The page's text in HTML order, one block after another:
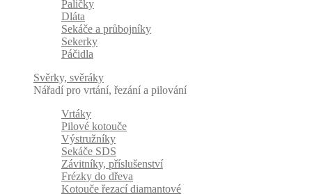
Paličky
Dláta
Sekáče a průbojníky
Sekerky
Páčidla
Svěrky, svěráky
Nářadí pro vrtání, řezání a pilování
Vrtáky
Pilové kotouče
Výstružníky
Sekáče SDS
Závitníky, příslušenství
Frézky do dřeva
Kotouče řezací diamantové